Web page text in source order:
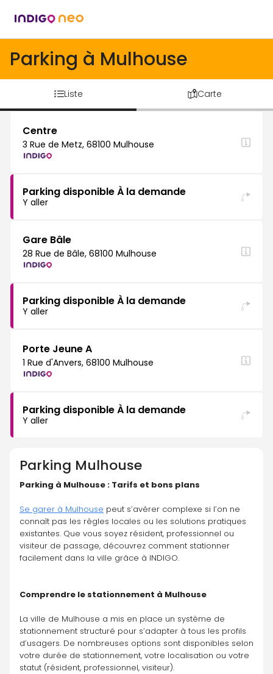
Parking à Mulhouse
Liste Carte
Centre
3 Rue de Metz, 68100 Mulhouse
Parking disponible À la demande
Y aller
Gare Bâle
28 Rue de Bâle, 68100 Mulhouse
Parking disponible À la demande
Y aller
Porte Jeune A
1 Rue d'Anvers, 68100 Mulhouse
Parking disponible À la demande
Y aller
Parking Mulhouse
Parking à Mulhouse : Tarifs et bons plans
Se garer à Mulhouse peut s’avérer complexe si l’on ne
connaît pas les règles locales ou les solutions pratiques
existantes. Que vous soyez résident, professionnel ou
visiteur de passage, découvrez comment stationner
facilement dans la ville grâce à INDIGO.
Comprendre le stationnement à Mulhouse
La ville de Mulhouse a mis en place un système de
stationnement structuré pour s’adapter à tous les profils
d’usagers. De nombreuses options sont disponibles selon
votre durée de stationnement, votre localisation ou votre
statut (résident, professionnel, visiteur).